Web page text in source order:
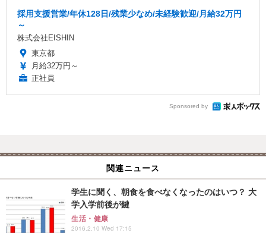
採用支援営業/年休128日/残業少なめ/未経験歓迎/月給32万円
～
株式会社EISHIN
東京都
月給32万円～
正社員
Sponsored by
関連ニュース
学生に聞く、朝食を食べなくなったのはいつ？ 大
学入学前後が鍵
生活・健康
2016.2.10 Wed 17:15